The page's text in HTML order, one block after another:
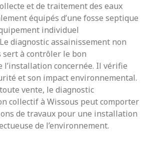
et de traitement des eaux
équipés d’une fosse septique
individuel
diagnostic assainissement non
sert à contrôler le bon
l’installation concernée. Il vérifie
et son impact environnemental.
vente, le diagnostic
collectif à Wissous peut comporter
de travaux pour une installation
de l’environnement.